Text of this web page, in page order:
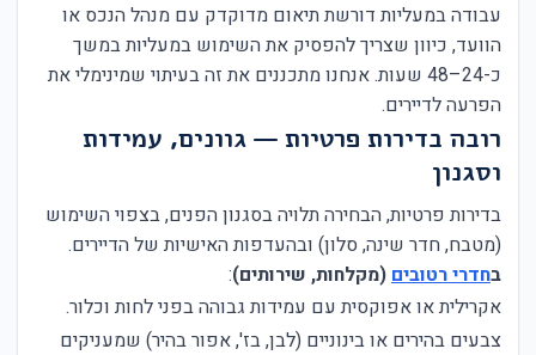
עבודה במעליות דורשת תיאום מדוקדק עם מנהל הנכס או
הוועד, כיוון שצריך להפסיק את השימוש במעליות במשך
כ-24–48 שעות. אנחנו מתכננים את זה בעיתוי שמינימלי את
הפרעה לדיירים.
רובה בדירות פרטיות — גוונים, עמידות
וסגנון
בדירות פרטיות, הבחירה תלויה בסגנון הפנים, בצפוי השימוש
(מטבח, חדר שינה, סלון) ובהעדפות האישיות של הדיירים.
בחדרי רטובים (מקלחות, שירותים):
אקרילית או אפוקסית עם עמידות גבוהה בפני לחות וכלור.
צבעים בהירים או בינוניים (לבן, בז', אפור בהיר) שמעניקים